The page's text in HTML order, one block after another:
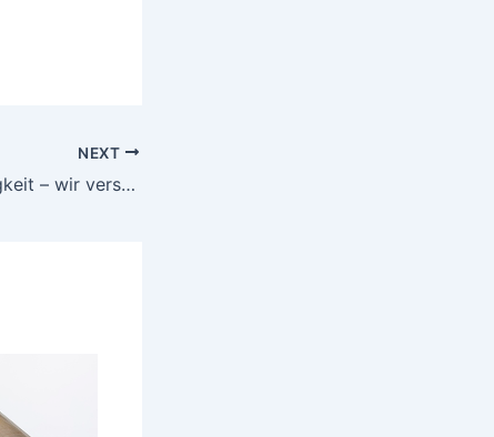
NEXT
Trotz Unbeständigkeit – wir versuchen beständig zu bleiben!